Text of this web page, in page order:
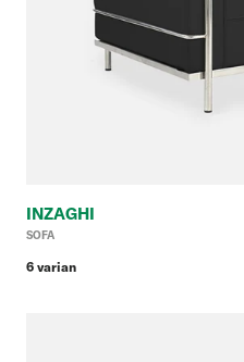
INZAGHI
SOFA
6 varian